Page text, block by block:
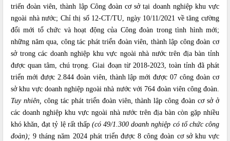
triến đoàn viên, thành lập Công đoàn cơ sở tại doanh nghiệp khu vực
ngoài nhà nước; Chỉ thị số 12-CT/TU, ngày 10/11/2021 về tăng cường
đổi mới tổ chức và hoạt động của Công đoàn trong tình hình mới;
những năm qua, công tác phát triển đoàn viên, thành lập công đoàn cơ
sở trong các doanh nghiệp khu vực ngoài nhà nước trên địa bàn tỉnh
được quan tâm, chú trọng. Giai đoạn từ 2018-2023, toàn tỉnh đã phát
triển mới được 2.844 đoàn viên, thành lập mới được 07 công đoàn cơ
sở khu vực doanh nghiệp ngoài nhà nước với 764 đoàn viên công đoàn.
Tuy nhiên, công tác phát triển đoàn viên, thành lập công đoàn cơ sở ở
các doanh nghiệp khu vực ngoài nhà nước trên địa bàn còn gặp nhiều
khó khăn, đạt tỷ lệ rất thấp (có 49/1.300 doanh nghiệp có tổ chức công
đoàn); 9 tháng năm 2024 phát triển được 8 công đoàn cơ sở khu vực